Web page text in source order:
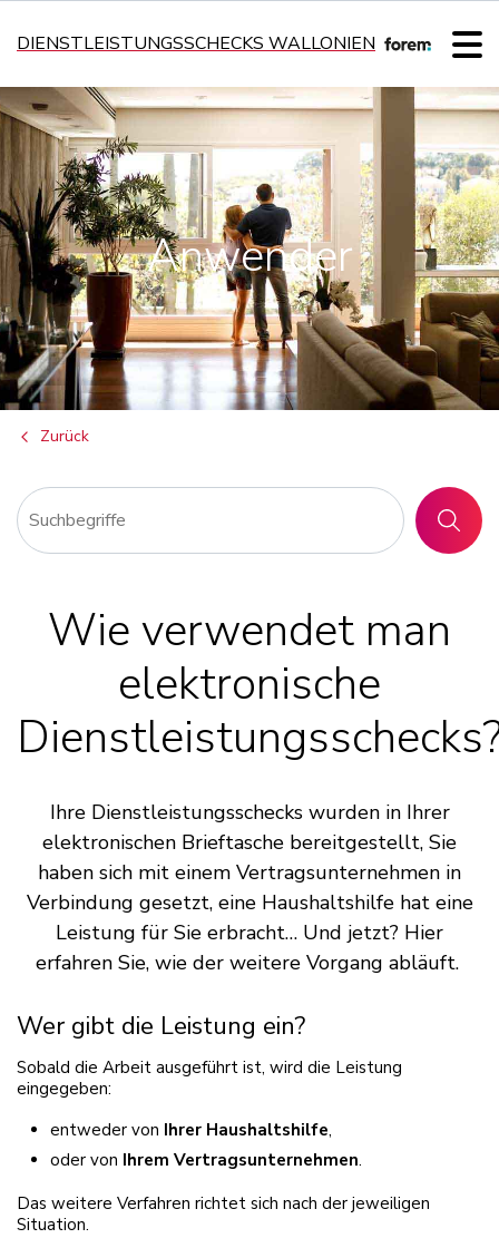
DIENSTLEISTUNGSSCHECKS WALLONIEN
Anwender
Zurück
SUCHEN
Wie verwendet man
elektronische
Ihre Dienstleistungsschecks wurden in Ihrer
elektronischen Brieftasche bereitgestellt, Sie
haben sich mit einem Vertragsunternehmen in
Verbindung gesetzt, eine Haushaltshilfe hat eine
Leistung für Sie erbracht… Und jetzt? Hier
erfahren Sie, wie der weitere Vorgang abläuft.
Wer gibt die Leistung ein?
Sobald die Arbeit ausgeführt ist, wird die Leistung
eingegeben:
entweder von Ihrer Haushaltshilfe,
oder von Ihrem Vertragsunternehmen.
Das weitere Verfahren richtet sich nach der jeweiligen
Situation.